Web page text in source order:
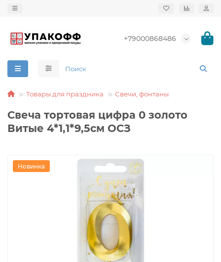
+79000868486
Товары для праздника Свечи, фонтаны
Свеча тортовая цифра 0 золото
Витые 4*1,1*9,5см ОСЗ
Новинка